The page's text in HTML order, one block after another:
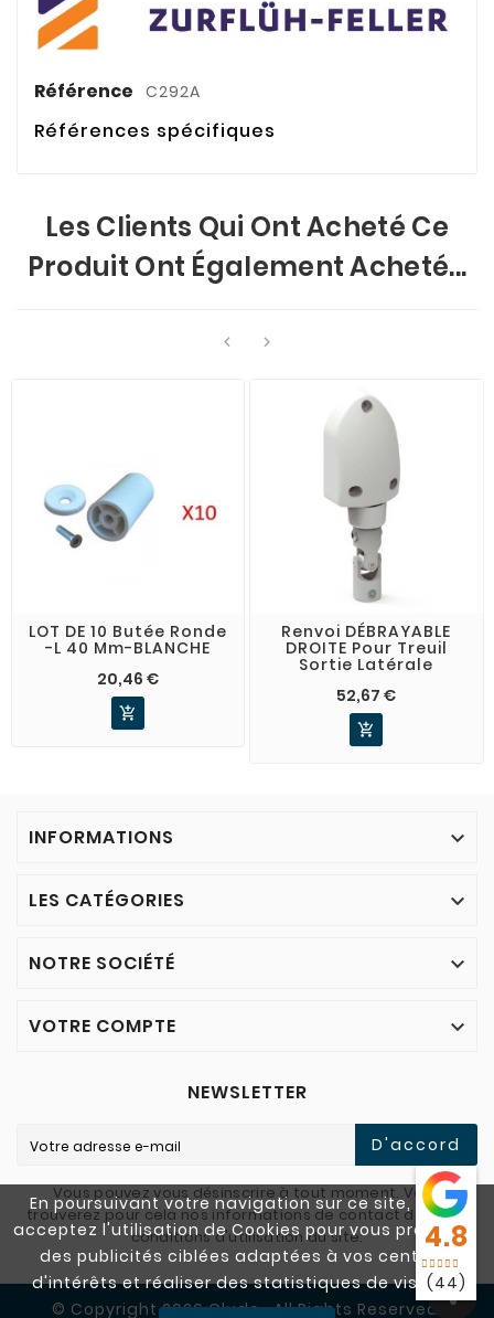
En poursuivant votre navigation sur ce site, vous
acceptez l'utilisation de Cookies pour vous proposer
des publicités ciblées adaptées à vos centres
d'intérêts et réaliser des statistiques de visites.
Référence C292A
Références spécifiques
Les Clients Qui Ont Acheté Ce
Produit Ont Également Acheté...
 
LOT DE 10 Butée Ronde
-L 40 Mm-BLANCHE
20,46 €

Renvoi DÉBRAYABLE
DROITE Pour Treuil
Sortie Latérale
52,67 €

INFORMATIONS 
LES CATÉGORIES 
NOTRE SOCIÉTÉ 
VOTRE COMPTE 
NEWSLETTER
D'accord
Vous pouvez vous désinscrire à tout moment. Vous
trouverez pour cela nos informations de contact dans les
conditions d'utilisation du site.
© Copyright 2026 Cludo . All Rights Reserved.
4.8
(44)